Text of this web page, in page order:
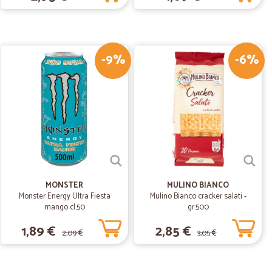
la merce ordinata esattamente corrispondente ai
12/03/2020
prodotti ottimo, rapporto qualità-prezzo
e disponibile. In generale, esperienza buona e da
la spesa a domicilio.
nel comunicare i dettagli spedizione, merce arrivata
-9%
MONSTER
Monster Energy Ultra Fiesta
mango cl.50
1,89 € 2,09 €
-6%
MULINO BIANCO
Mulino Bianco cracker salati -
gr.500
2,85 € 3,05 €